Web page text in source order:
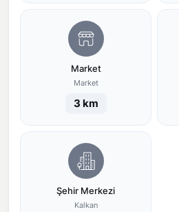
Market
Market
3 km
Şehir Merkezi
Kalkan